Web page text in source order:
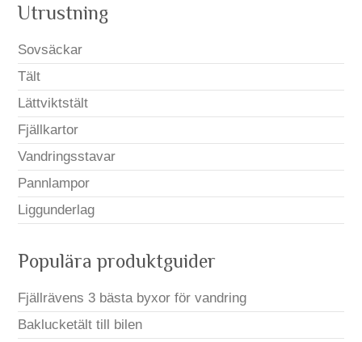
Utrustning
Sovsäckar
Tält
Lättviktstält
Fjällkartor
Vandringsstavar
Pannlampor
Liggunderlag
Populära produktguider
Fjällrävens 3 bästa byxor för vandring
Baklucketält till bilen